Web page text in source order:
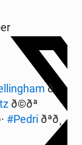
ð
ð©ðª
#Pedri ðªð¸